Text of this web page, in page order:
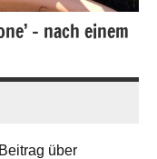
– nach einem
über